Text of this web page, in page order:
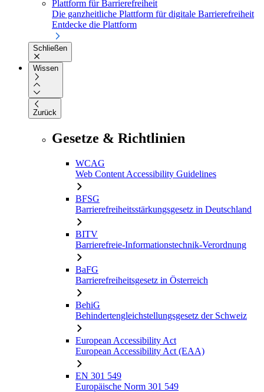
Plattform für Barrierefreiheit
Die ganzheitliche Plattform für digitale Barrierefreiheit
Entdecke die Plattform
Schließen
Wissen
Zurück
Gesetze & Richtlinien
WCAG
Web Content Accessibility Guidelines
BFSG
Barrierefreiheitsstärkungsgesetz in Deutschland
BITV
Barrierefreie-Informationstechnik-Verordnung
BaFG
Barrierefreiheitsgesetz in Österreich
BehiG
Behindertengleichstellungsgesetz der Schweiz
European Accessibility Act
European Accessibility Act (EAA)
EN 301 549
Europäische Norm 301 549